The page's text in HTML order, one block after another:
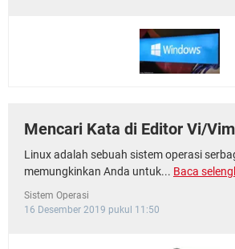
Mencari Kata di Editor Vi/
Linux adalah sebuah sistem operasi
memungkinkan Anda untuk... Baca
Sistem Operasi
16 Desember 2019 pukul 11:50